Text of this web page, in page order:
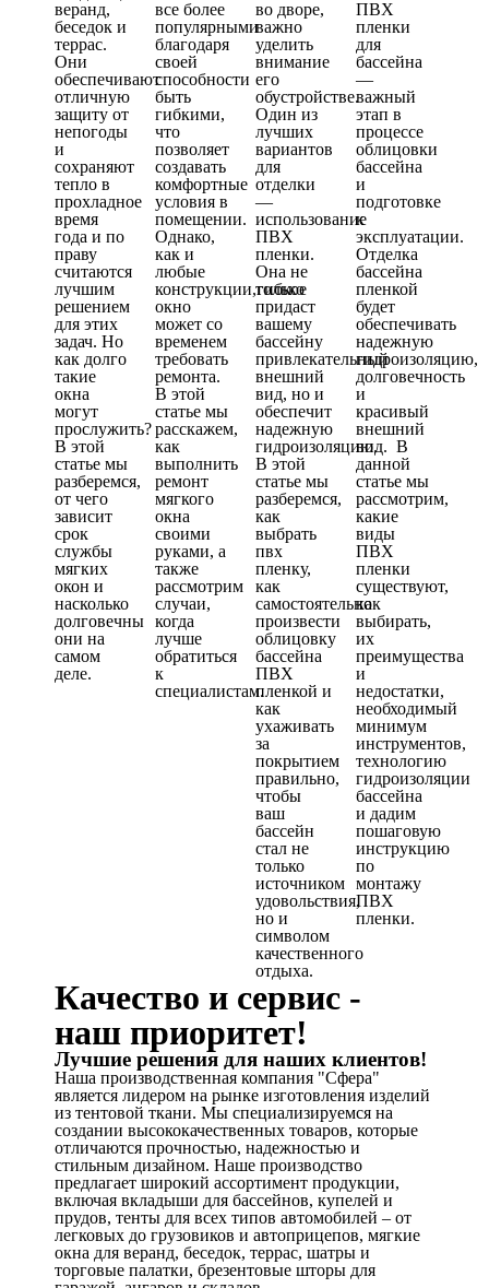
веранд,
беседок и
террас.
Они
обеспечивают
отличную
защиту от
непогоды
и
сохраняют
тепло в
прохладное
время
года и по
праву
считаются
лучшим
решением
для этих
задач. Но
как долго
такие
окна
могут
прослужить?
В этой
статье мы
разберемся,
от чего
зависит
срок
службы
мягких
окон и
насколько
долговечны
они на
самом
деле.
все более
популярными
благодаря
своей
способности
быть
гибкими,
что
позволяет
создавать
комфортные
условия в
помещении.
Однако,
как и
любые
конструкции,гибкое
окно
может со
временем
требовать
ремонта.
В этой
статье мы
расскажем,
как
выполнить
ремонт
мягкого
окна
своими
руками, а
также
рассмотрим
случаи,
когда
лучше
обратиться
к
специалистам.
во дворе,
важно
уделить
внимание
его
обустройстве.
Один из
лучших
вариантов
для
отделки
—
использование
ПВХ
пленки.
Она не
только
придаст
вашему
бассейну
привлекательный
внешний
вид, но и
обеспечит
надежную
гидроизоляцию.
В этой
статье мы
разберемся,
как
выбрать
пвх
пленку,
как
самостоятельно
произвести
облицовку
бассейна
ПВХ
пленкой и
как
ухаживать
за
покрытием
правильно,
чтобы
ваш
бассейн
стал не
только
источником
удовольствия,
но и
символом
качественного
отдыха.
ПВХ
пленки
для
бассейна
—
важный
этап в
процессе
облицовки
бассейна
и
подготовке
к
эксплуатации.
Отделка
бассейна
пленкой
будет
обеспечивать
надежную
гидроизоляцию,
долговечность
и
красивый
внешний
вид. В
данной
статье мы
рассмотрим,
какие
виды
ПВХ
пленки
существуют,
как
выбирать,
их
преимущества
и
недостатки,
необходимый
минимум
инструментов,
технологию
гидроизоляции
бассейна
и дадим
пошаговую
инструкцию
по
монтажу
ПВХ
пленки.
Качество и сервис -
наш приоритет!
Лучшие решения для наших клиентов!
Наша производственная компания "Сфера"
является лидером на рынке изготовления изделий
из тентовой ткани. Мы специализируемся на
создании высококачественных товаров, которые
отличаются прочностью, надежностью и
стильным дизайном. Наше производство
предлагает широкий ассортимент продукции,
включая вкладыши для бассейнов, купелей и
прудов, тенты для всех типов автомобилей – от
легковых до грузовиков и автоприцепов, мягкие
окна для веранд, беседок, террас, шатры и
торговые палатки, брезентовые шторы для